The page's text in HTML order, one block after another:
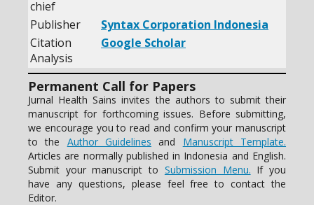
chief
Publisher
Syntax Corporation Indonesia
Citation
Analysis
Google Scholar
Permanent Call for Papers
Jurnal Health Sains invites the authors to submit their
manuscript for forthcoming issues. Before submitting,
we encourage you to read and confirm your manuscript
to the Author Guidelines and Manuscript Template.
Articles are normally published in Indonesia and English.
Submit your manuscript to Submission Menu. If you
have any questions, please feel free to contact the
Editor.